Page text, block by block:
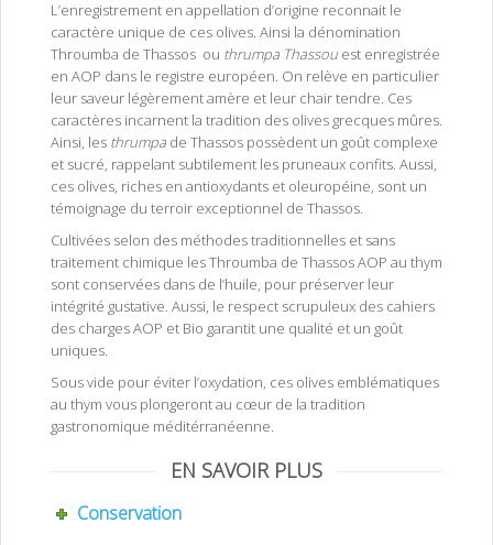
L’enregistrement en appellation d’origine reconnait le
caractère unique de ces olives. Ainsi la dénomination
Throumba de Thassos ou thrumpa Thassou est enregistrée
en AOP dans le registre européen. On relève en particulier
leur saveur légèrement amère et leur chair tendre. Ces
caractères incarnent la tradition des olives grecques mûres.
Ainsi, les thrumpa de Thassos possèdent un goût complexe
et sucré, rappelant subtilement les pruneaux confits. Aussi,
ces olives, riches en antioxydants et oleuropéine, sont un
témoignage du terroir exceptionnel de Thassos.
Cultivées selon des méthodes traditionnelles et sans
traitement chimique les Throumba de Thassos AOP au thym
sont conservées dans de l’huile, pour préserver leur
intégrité gustative. Aussi, le respect scrupuleux des cahiers
des charges AOP et Bio garantit une qualité et un goût
uniques.
Sous vide pour éviter l’oxydation, ces olives emblématiques
au thym vous plongeront au cœur de la tradition
gastronomique méditérranéenne.
EN SAVOIR PLUS
Conservation